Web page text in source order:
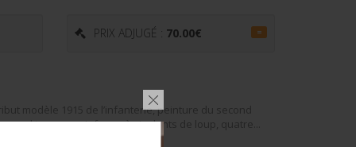
PRIX ADJUGÉ : 70.00€ =
modèle 1915 de l’infanterie, peinture du second
type en cuir fauve à six dents de loup, quatre...